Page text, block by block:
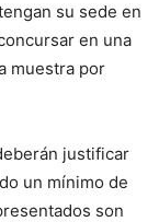
su sede en
en una
muestra por
justificar
un mínimo de
son